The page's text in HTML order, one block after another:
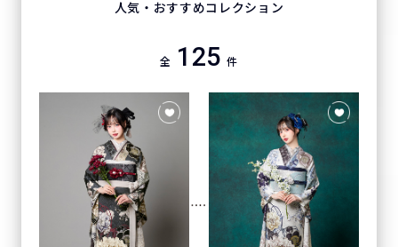
人気・おすすめコレクション
全 125 件